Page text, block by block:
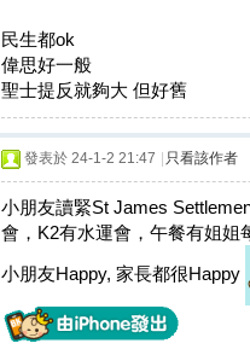
民生都ok
偉思好一般
聖士提反就夠大 但好舊
發表於 24-1-2 21:47 只看該作者
小朋友讀緊St James
會，K2有水運會，午餐有姐
小朋友Happy, 家長都很Happy